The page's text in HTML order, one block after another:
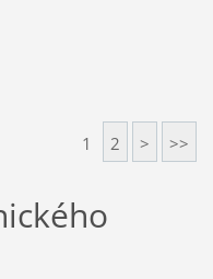
1 2 > >>